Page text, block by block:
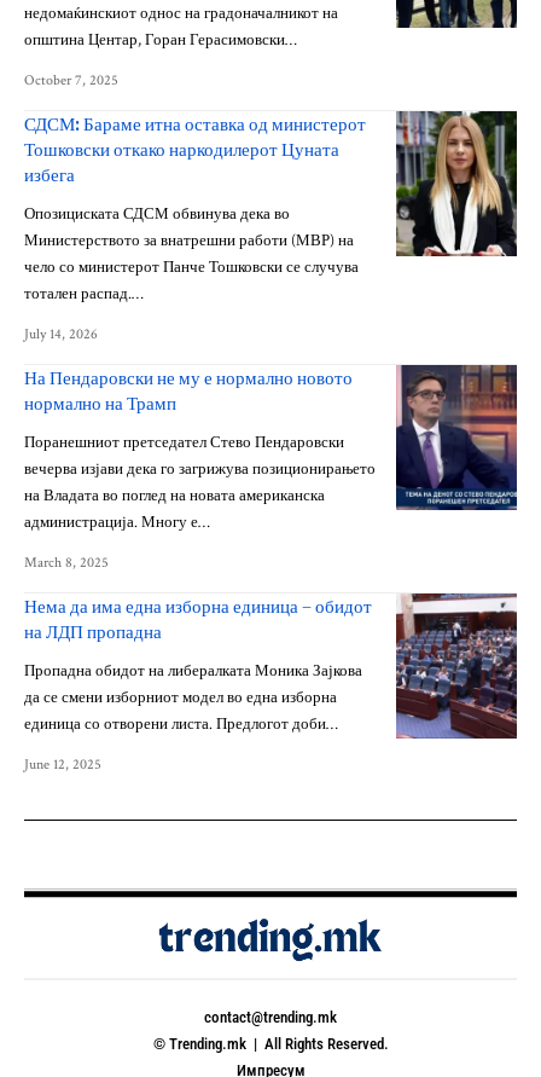
недомаќинскиот однос на градоначалникот на
општина Центар, Горан Герасимовски…
October 7, 2025
СДСМ: Бараме итна оставка од министерот
Тошковски откако наркодилерот Цуната
избега
Опозициската СДСМ обвинува дека во
Министерството за внатрешни работи (МВР) на
чело со министерот Панче Тошковски се случува
тотален распад.…
July 14, 2026
На Пендаровски не му е нормално новото
нормално на Трамп
Поранешниот претседател Стево Пендаровски
вечерва изјави дека го загрижува позиционирањето
на Владата во поглед на новата американска
администрација. Многу е…
March 8, 2025
Нема да има една изборна единица – обидот
на ЛДП пропадна
Пропадна обидот на либералката Моника Зајкова
да се смени изборниот модел во една изборна
единица со отворени листа. Предлогот доби…
June 12, 2025
contact@trending.mk
© Trending.mk | All Rights Reserved.
Импресум